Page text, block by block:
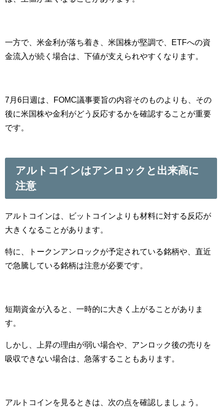
一方で、米金利が落ち着き、米国株が堅調で、ETFへの資
金流入が続く場合は、下値が支えられやすくなります。
7月6日週は、FOMC議事要旨の内容そのものよりも、その
後に米国株や金利がどう反応するかを確認することが重要
です。
アルトコインはアンロックと出来高に
注意
アルトコインは、ビットコインよりも材料に対する反応が
大きくなることがあります。
特に、トークンアンロックが予定されている銘柄や、直近
で急騰している銘柄は注意が必要です。
短期資金が入ると、一時的に大きく上がることがありま
す。
しかし、上昇の理由が弱い場合や、アンロック後の売りを
吸収できない場合は、急落することもあります。
アルトコインを見るときは、次の点を確認しましょう。